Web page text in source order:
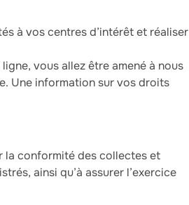
à vos centres d’intérêt et réaliser
vous allez être amené à nous
Une information sur vos droits
la conformité des collectes et
ainsi qu’à assurer l’exercice